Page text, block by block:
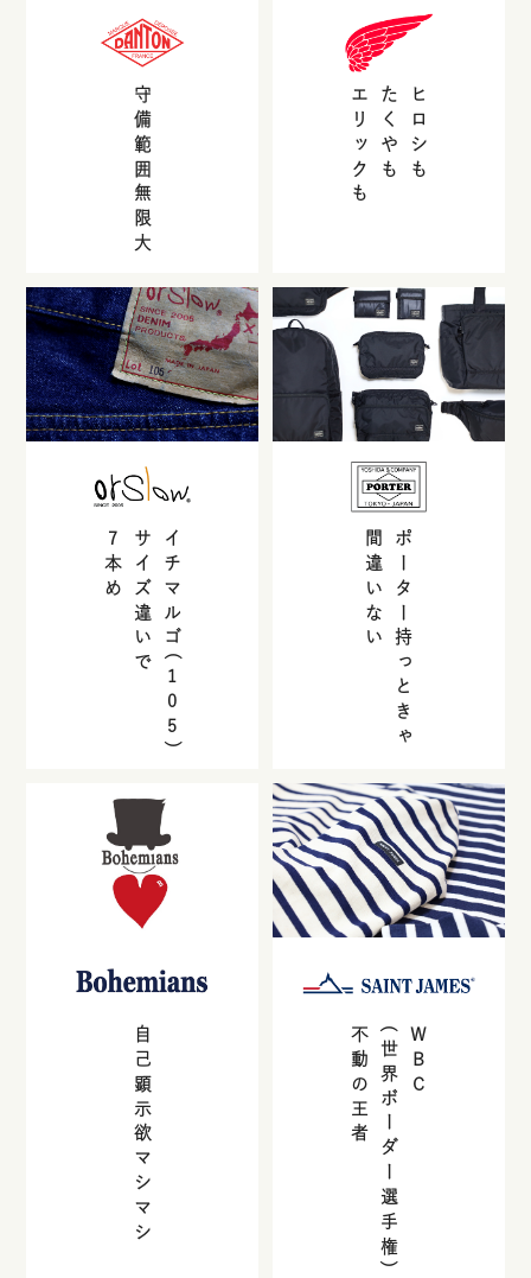
守備範囲無限大 ヒロシも
たくやも
エリックも
イチマルゴ(
105
)
サイズ違いで
7
本め ポーター持っときゃ
間違いない
自己顕示欲マシマシ WBC
(世界ボーダー選手権)
不動の王者